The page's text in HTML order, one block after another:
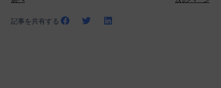
記事を共有する